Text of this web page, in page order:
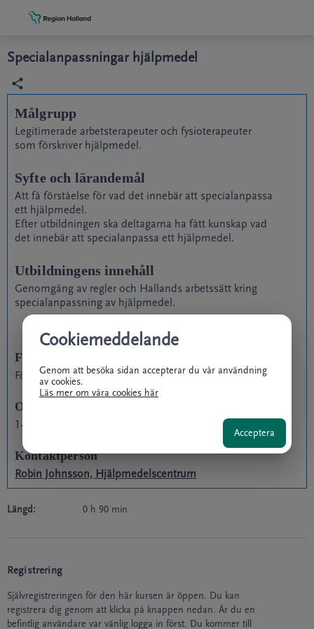
Portal
Specialanpassningar hjälpmedel
Målgrupp
Legitimerade arbetsterapeuter och fysioterapeuter
som förskriver hjälpmedel.
Syfte och lärandemål
Att få förståelse för vad det innebär att specialanpassa
ett hjälpmedel.
Efter utbildningen ska deltagarna ha fått kunskap vad
det innebär att specialanpassa ett hjälpmedel.
Utbildningens innehåll
Genomgång av regler och Hallands arbetssätt kring
specialanpassning av hjälpmedel.
Förkunskaper
Förskrivarutbildning
Omfattning
1-1,5 timmar
Kontaktperson
Robin Johnsson, Hjälpmedelscentrum
Längd: 0 h 90 min
Registrering
Självregistreringen för den här kursen är öppen. Du kan
registrera dig genom att klicka på knappen nedan. Är du en
befintlig användare var vänlig logga in först. Du kommer till
Cookiemeddelande
Genom att besöka sidan accepterar du vår användning
av cookies.
Läs mer om våra cookies här
Acceptera